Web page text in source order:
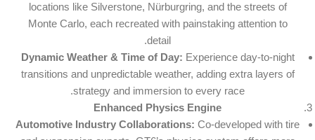
locations like Silverstone, Nürburgring, and the streets of
Monte Carlo, each recreated with painstaking attention to
detail.
Dynamic Weather & Time of Day: Experience day-to-night
transitions and unpredictable weather, adding extra layers of
strategy and immersion to every race.
Enhanced Physics Engine
Automotive Industry Collaborations: Co-developed with tire